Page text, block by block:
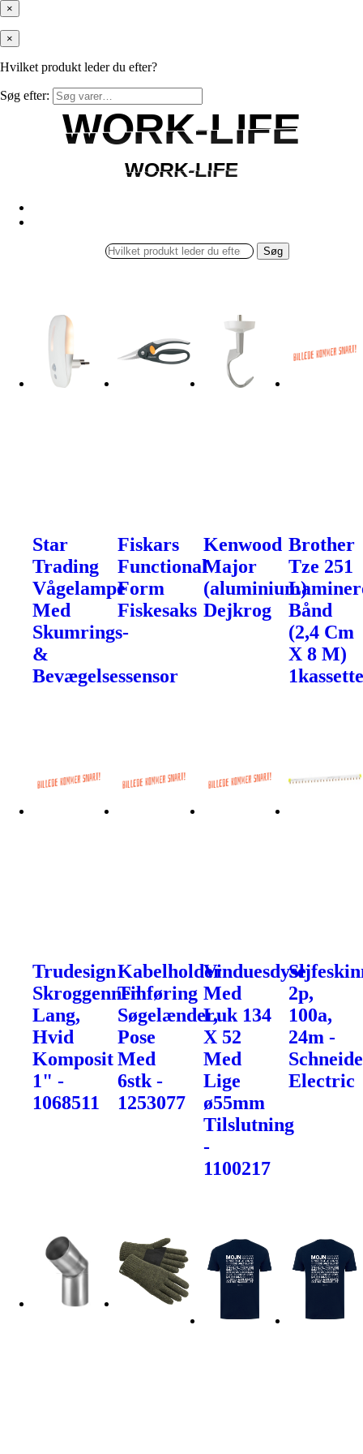
×
×
Hvilket produkt leder du efter?
Søg efter:
WORK-LIFE
WORK-LIFE
WORK-LIFE
WORK-LIFE
Søg
Star
Trading
Vågelampe
Med
Skumrings-
&
Bevægelsessensor
Fiskars
Functional
Form
Fiskesaks
Kenwood
Major
(aluminium)
Dejkrog
Brother
Tze 251
Bånd
(2,4 Cm
X 8 M)
Trudesign
Skroggennemføring
Lang,
Hvid
Komposit
1" -
1068511
Kabelholder
Til
Søgelænder,
Pose
Med
6stk -
1253077
Vinduesdyse
Med
Luk 134
X 52
Med
Lige
ø55mm
Tilslutning
-
1100217
2p,
100a,
24m -
Electric